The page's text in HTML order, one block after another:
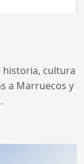
historia, cultura
a Marruecos y